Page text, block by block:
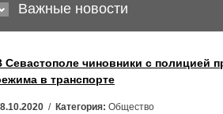
Важные новости
Севастополе чиновники с полицией
в транспорте
/ Категория: Общество